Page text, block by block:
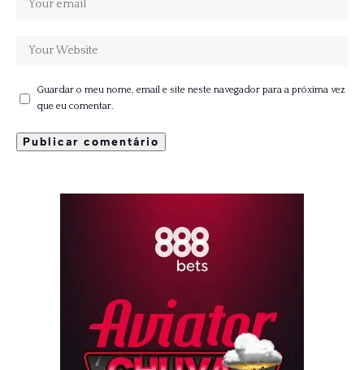
Guardar o meu nome, email e site neste navegador para a próxima vez
que eu comentar.